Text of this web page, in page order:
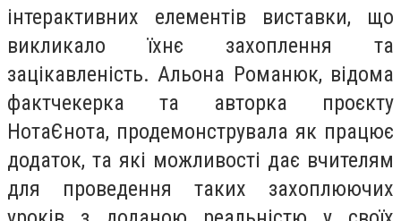
інтерактивних елементів виставки, що
викликало їхнє захоплення та
зацікавленість. Альона Романюк, відома
фактчекерка та авторка проєкту
НотаЄнота, продемонструвала як працює
додаток, та які можливості дає вчителям
для проведення таких захоплюючих